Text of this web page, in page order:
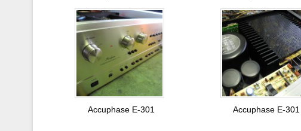
Accuphase E-301 Accuphase E-301